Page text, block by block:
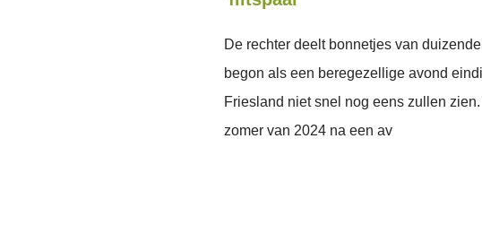
De rechter deelt bonnetjes van
begon als een beregezellige avond
Friesland niet snel nog eens zullen
zomer van 2024 na een av